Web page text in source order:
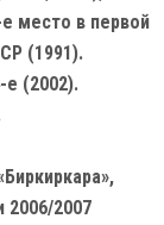
место в первой
(1991).
(2002).
2006/2007